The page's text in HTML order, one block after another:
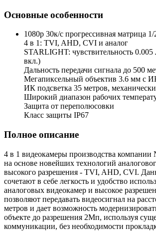
Основные особенности
1080p 30к/с прогрессивная матрица
4 в 1: TVI, AHD, CVI и аналог
STARLIGHT: чувствительность
вкл.)
Дальность передачи сигнала до 500
Мегапиксельный объектив 3.6 мм с
ИК подсветка 35 метров,
Широкий диапазон рабочих
Защита от переполюсовки
Класс защиты IP67
Полное описание
4 в 1 видеокамеры производства компании
на основе новейших технологий
высокого разрешения - TVI, AHD, CVI.
сочетают в себе легкость и удобство
аналоговых видеокамер и высокое
позволяют передавать видеосигнал на
метров и дает возможность
объекте до разрешения 2Мп, используя
коммуникации, без необходимости